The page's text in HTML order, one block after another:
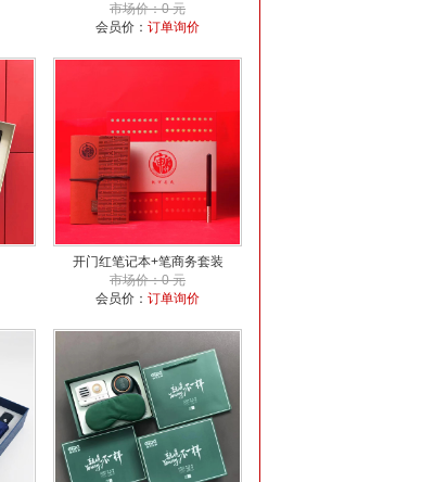
市场价：0 元
会员价： 订单询价
开门红笔记本+笔商务套装
市场价：0 元
会员价： 订单询价